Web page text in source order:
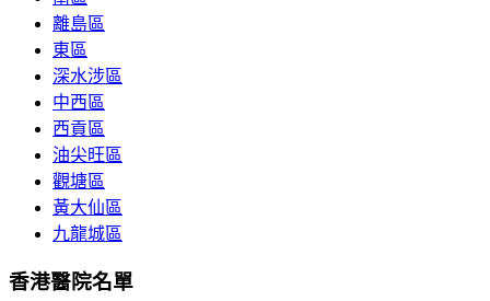
離島區
東區
深水涉區
中西區
西貢區
油尖旺區
觀塘區
黃大仙區
九龍城區
香港醫院名單